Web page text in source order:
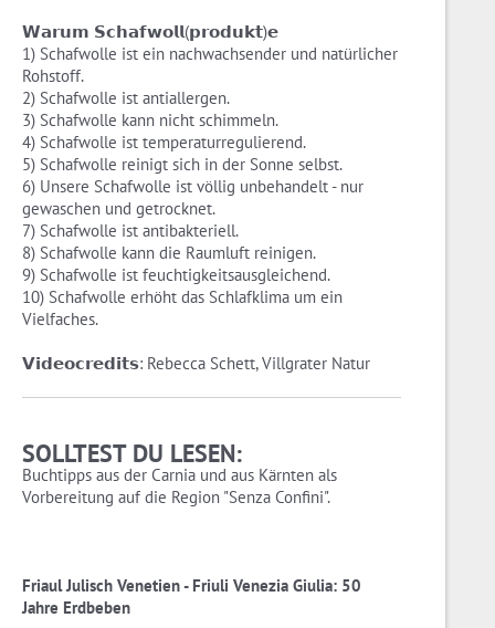
𝗪𝗮𝗿𝘂𝗺 𝗦𝗰𝗵𝗮𝗳𝘄𝗼𝗹𝗹(𝗽𝗿𝗼𝗱𝘂𝗸𝘁)𝗲
1) Schafwolle ist ein nachwachsender und natürlicher
Rohstoff.
2) Schafwolle ist antiallergen.
3) Schafwolle kann nicht schimmeln.
4) Schafwolle ist temperaturregulierend.
5) Schafwolle reinigt sich in der Sonne selbst.
6) Unsere Schafwolle ist völlig unbehandelt - nur
gewaschen und getrocknet.
7) Schafwolle ist antibakteriell.
8) Schafwolle kann die Raumluft reinigen.
9) Schafwolle ist feuchtigkeitsausgleichend.
10) Schafwolle erhöht das Schlafklima um ein
Vielfaches.
𝗩𝗶𝗱𝗲𝗼𝗰𝗿𝗲𝗱𝗶𝘁𝘀: Rebecca Schett, Villgrater Natur
SOLLTEST DU LESEN:
Buchtipps aus der Carnia und aus Kärnten als
Vorbereitung auf die Region "Senza Confini".
Friaul Julisch Venetien - Friuli Venezia Giulia: 50
Jahre Erdbeben